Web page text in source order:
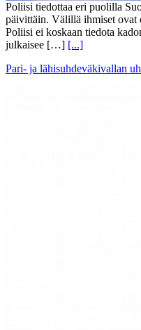
Poliisi tiedottaa eri puolilla
päivittäin. Välillä ihmiset ovat
Poliisi ei koskaan tiedota
julkaisee […] [...]
Pari- ja lähisuhdeväkivallan